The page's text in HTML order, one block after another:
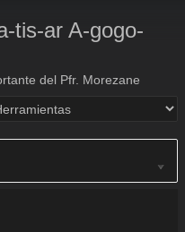
tis-ar A-gogo-
del Pfr. Morezane